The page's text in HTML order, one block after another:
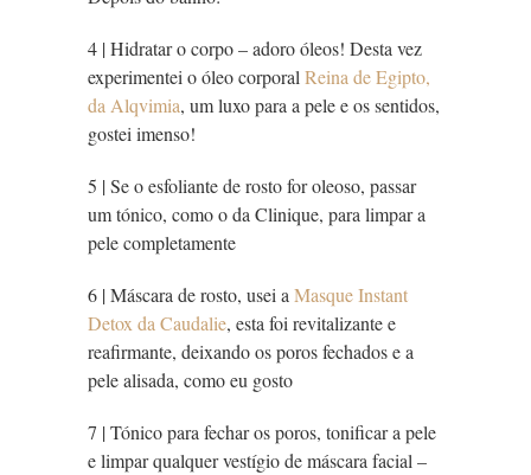
4 | Hidratar o corpo – adoro óleos! Desta vez
experimentei o óleo corporalReina de Egipto,
da Alqvimia, um luxo para a pele e os sentidos,
gostei imenso!
5 | Se o esfoliante de rosto for oleoso, passar
um tónico, como o da Clinique, para limpar a
pele completamente
6 | Máscara de rosto, usei aMasque Instant
Detox da Caudalie, esta foi revitalizante e
reafirmante, deixando os poros fechados e a
pele alisada, como eu gosto
7 | Tónico para fechar os poros, tonificar a pele
e limpar qualquer vestígio de máscara facial –